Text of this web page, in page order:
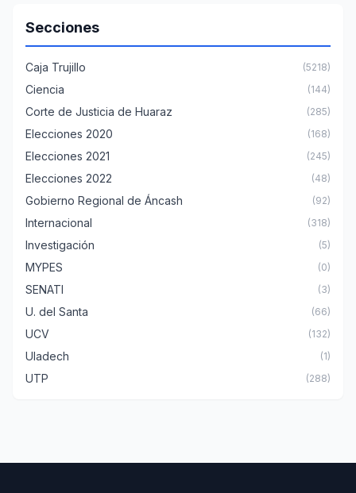
Secciones
Caja Trujillo (5218)
Ciencia (144)
Corte de Justicia de Huaraz (285)
Elecciones 2020 (168)
Elecciones 2021 (245)
Elecciones 2022 (48)
Gobierno Regional de Áncash (92)
Internacional (318)
Investigación (5)
MYPES (0)
SENATI (3)
U. del Santa (66)
UCV (132)
Uladech (1)
UTP (288)